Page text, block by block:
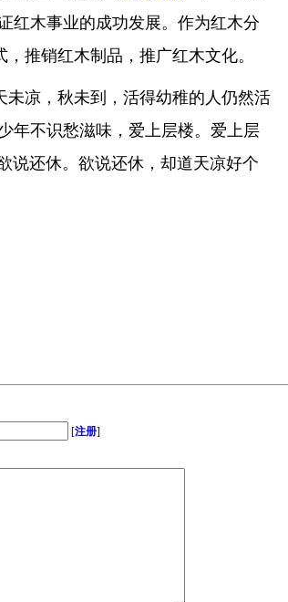
红木事业的成功发展。作为红木分
推销红木制品，推广红木文化。
凉，秋未到，活得幼稚的人仍然活
年不识愁滋味，爱上层楼。爱上层
说还休。欲说还休，却道天凉好个
[注册]